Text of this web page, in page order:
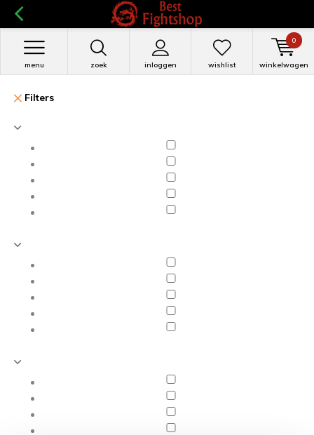
zoek inloggen
menu wishlist winkelwagen
0
Filters